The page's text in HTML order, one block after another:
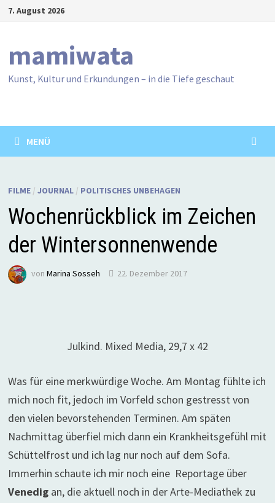
Zum7. August 2026
mamiwata
Kunst, Kultur und Erkundungen – in die Tiefe geschaut
MENÜ
FILME/ JOURNAL/ POLITISCHES UNBEHAGEN
Wochenrückblick im Zeichen
der Wintersonnenwende
von Marina Sosseh 22. Dezember 2017
Julkind. Mixed Media, 29,7 x 42
Was für eine merkwürdige Woche. Am Montag fühlte ich
mich noch fit, jedoch im Vorfeld schon gestresst von
den vielen bevorstehenden Terminen. Am späten
Nachmittag überfiel mich dann ein Krankheitsgefühl mit
Schüttelfrost und ich lag nur noch auf dem Sofa.
Immerhin schaute ich mir noch eine Reportage über
Venedigan, die aktuell noch in der Arte-Mediathek zu